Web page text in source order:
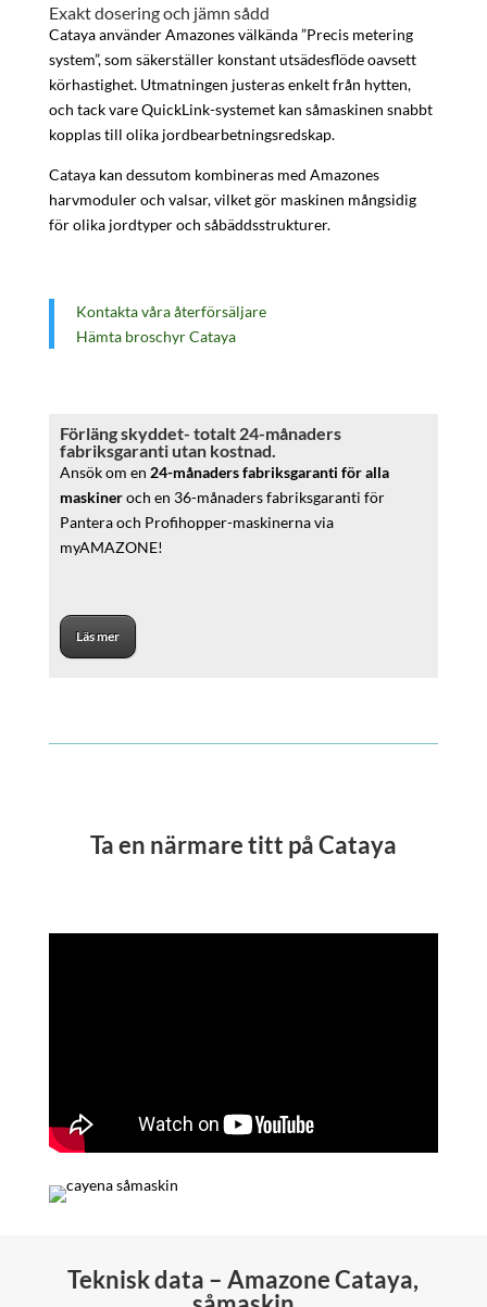
Exakt dosering och jämn sådd
Cataya använder Amazones välkända ”Precis metering
system”, som säkerställer konstant utsädesflöde oavsett
körhastighet. Utmatningen justeras enkelt från hytten,
och tack vare QuickLink-systemet kan såmaskinen snabbt
kopplas till olika jordbearbetningsredskap.
Cataya kan dessutom kombineras med Amazones
harvmoduler och valsar, vilket gör maskinen mångsidig
för olika jordtyper och såbäddsstrukturer.
Kontakta våra återförsäljare
Hämta broschyr Cataya
Förläng skyddet- totalt 24-månaders
fabriksgaranti utan kostnad.
Ansök om en 24-månaders fabriksgaranti för alla
maskineroch en 36-månaders fabriksgaranti för
Pantera och Profihopper-maskinerna via
myAMAZONE!
Läs mer
Ta en närmare titt på Cataya
Teknisk data – Amazone Cataya,